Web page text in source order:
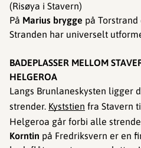
(Risøya i Stavern)
På Marius brygge på
Stranden har universelt
BADEPLASSER MELLOM
HELGEROA
Langs Brunlaneskysten ligger
strender. Kyststien fra Stavern
Helgeroa går forbi alle
Korntin på Fredriksvern er en